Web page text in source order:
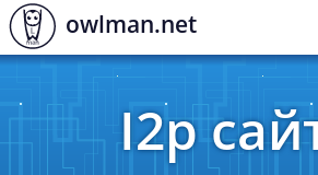
owlman.net
I2p